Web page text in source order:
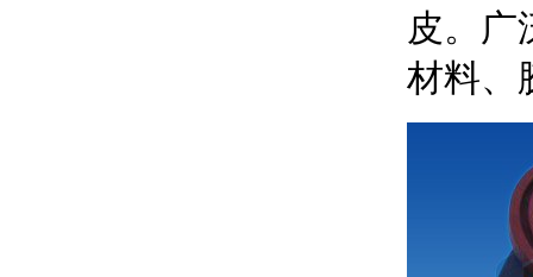
皮。广
材料、